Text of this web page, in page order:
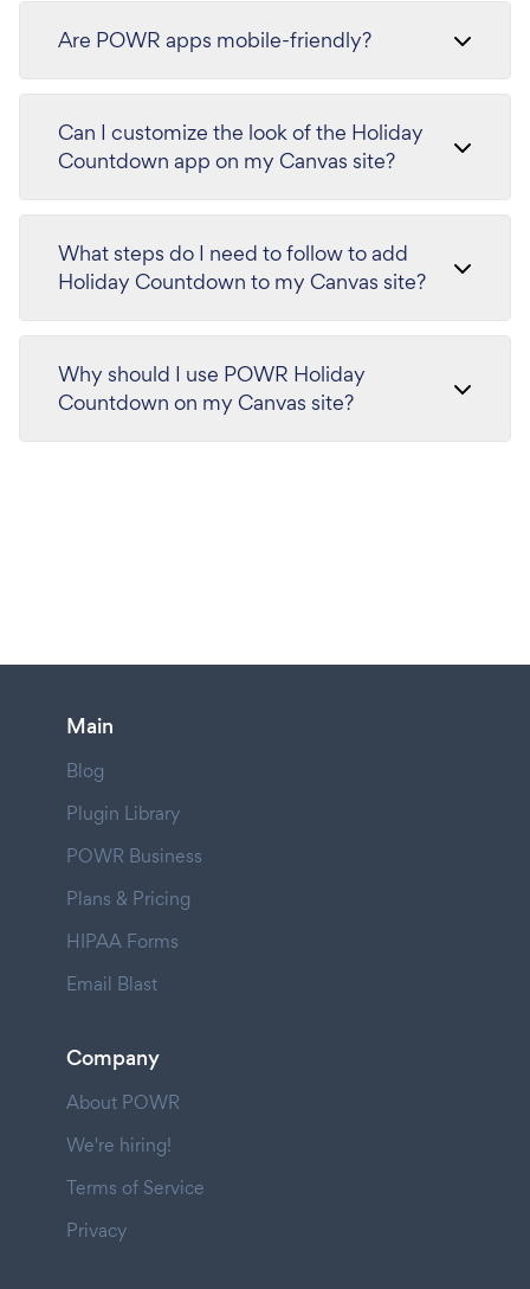
Are POWR apps mobile-friendly?
Can I customize the look of the Holiday
Countdown app on my Canvas site?
What steps do I need to follow to add
Holiday Countdown to my Canvas site?
Why should I use POWR Holiday
Countdown on my Canvas site?
Main
Blog
Plugin Library
POWR Business
Plans & Pricing
HIPAA Forms
Email Blast
Company
About POWR
We're hiring!
Terms of Service
Privacy